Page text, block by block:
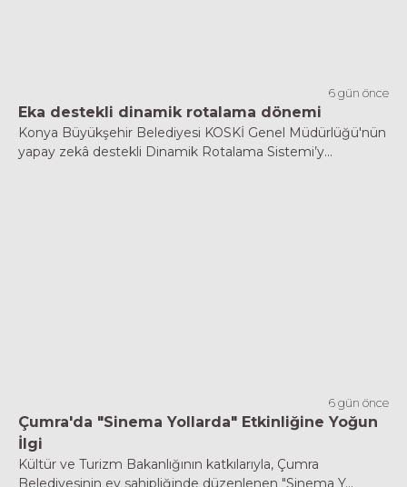
6 gün önce
Eka destekli dinamik rotalama dönemi
Konya Büyükşehir Belediyesi KOSKİ Genel Müdürlüğü'nün
yapay zekâ destekli Dinamik Rotalama Sistemi’y...
6 gün önce
Çumra'da "Sinema Yollarda" Etkinliğine Yoğun
İlgi
Kültür ve Turizm Bakanlığının katkılarıyla, Çumra
Belediyesinin ev sahipliğinde düzenlenen "Sinema Y...